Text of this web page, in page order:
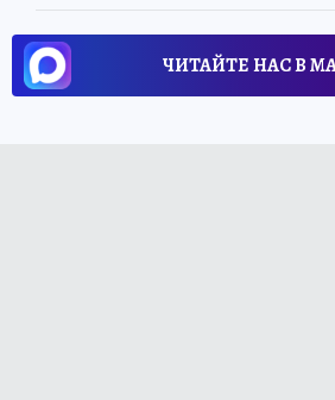
ЧИТАЙТЕ НАС В